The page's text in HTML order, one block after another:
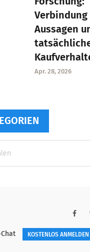
Verbindung
Aussagen
Apr. 28, 2026
KOSTENLOS ANMELDEN